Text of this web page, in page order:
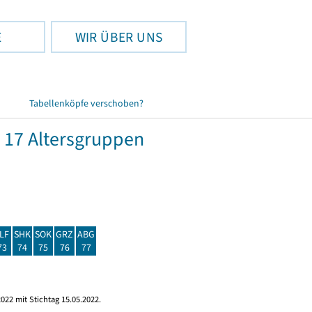
WIR ÜBER UNS
Tabellenköpfe verschoben?
Altersgruppen
SHK
74
SOK
75
GRZ
76
ABG
77
mit Stichtag 15.05.2022.